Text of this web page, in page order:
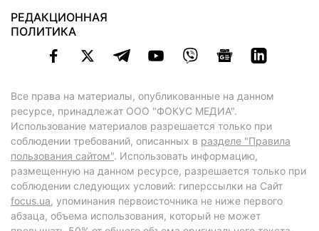
РЕДАКЦИОННАЯ
ПОЛИТИКА
Все права на материалы, опубликованные на данном
ресурсе, принадлежат ООО "ФОКУС МЕДИА".
Использование материалов разрешается только при
соблюдении требований, описанных в разделе "Правила
пользования сайтом". Использовать информацию,
размещенную на данном ресурсе, разрешается только при
соблюдении следующих условий: гиперссылки на Сайт
focus.ua, упоминания первоисточника не ниже первого
абзаца, объема использования, который не может